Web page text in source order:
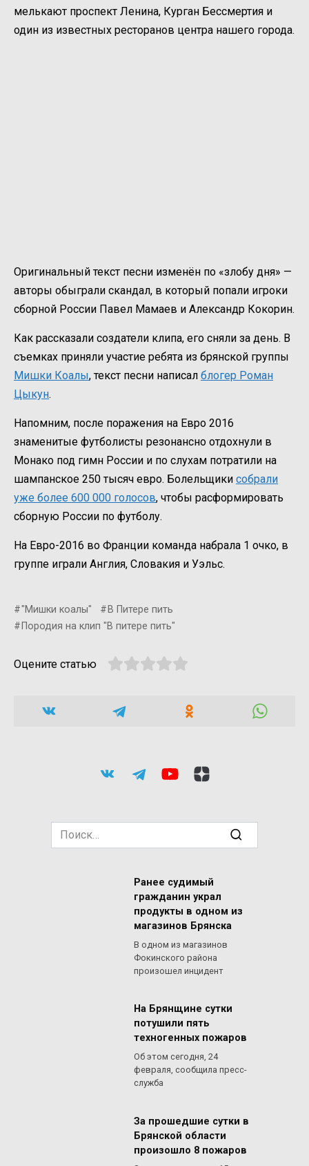
мелькают проспект Ленина, Курган Бессмертия и
один из известных ресторанов центра нашего города.
Оригинальный текст песни изменён по «злобу дня» —
авторы обыграли скандал, в который попали игроки
сборной России Павел Мамаев и Александр Кокорин.
Как рассказали создатели клипа, его сняли за день. В
съемках приняли участие ребята из брянской группы
Мишки Коалы, текст песни написал блогер Роман
Цыкун.
Напомним, после поражения на Евро 2016
знаменитые футболисты резонансно отдохнули в
Монако под гимн России и по слухам потратили на
шампанское 250 тысяч евро. Болельщики собрали
уже более 600 000 голосов, чтобы расформировать
сборную России по футболу.
На Евро-2016 во Франции команда набрала 1 очко, в
группе играли Англия, Словакия и Уэльс.
"Мишки коалы"
В Питере пить
Породия на клип "В питере пить"
Оцените статью
Search
for:
Ранее судимый
гражданин украл
продукты в одном из
магазинов Брянска
В одном из магазинов
Фокинского района
произошел инцидент
На Брянщине сутки
потушили пять
техногенных пожаров
Об этом сегодня, 24
февраля, сообщила пресс-
служба
За прошедшие сутки в
Брянской области
произошло 8 пожаров